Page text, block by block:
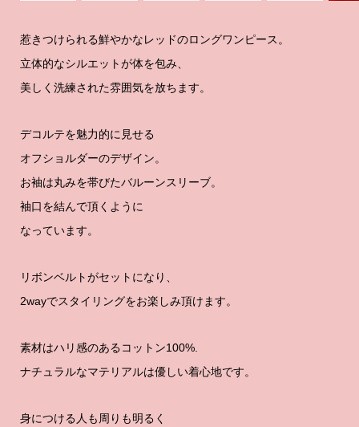
惹きつけられる鮮やかなレッドのロングワンピース。
立体的なシルエットが体を包み、
美しく洗練された雰囲気を放ちます。
デコルテを魅力的に見せる
オフショルダーのデザイン。
お袖は丸みを帯びたバルーンスリーブ。
袖口を結んで頂くように
なっています。
リボンベルトがセットになり、
2wayでスタイリングをお楽しみ頂けます。
素材はハリ感のあるコットン100%.
ナチュラルなマテリアルは優しい着心地です。
身につける人も周りも明るく